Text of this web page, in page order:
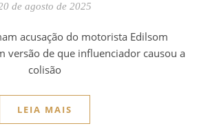
de agosto de 2025
versão de que influenciador causou a
colisão
LEIA MAIS